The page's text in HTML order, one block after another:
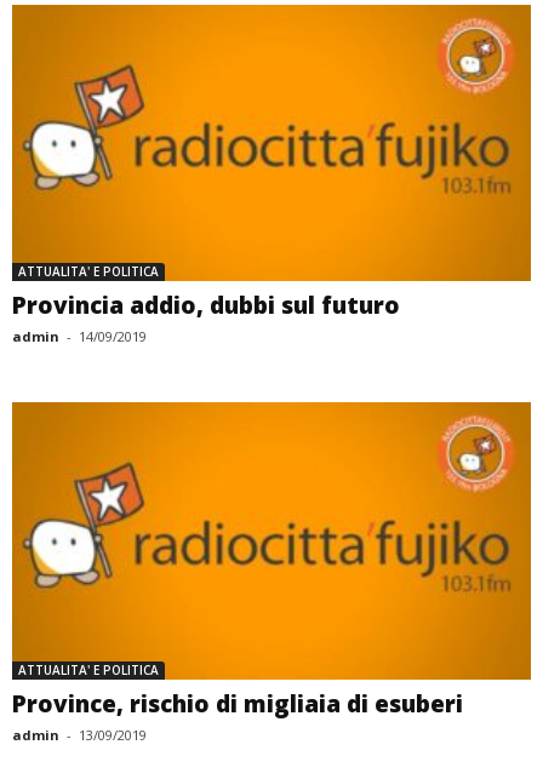
ATTUALITA' E POLITICA
Provincia addio, dubbi sul futuro
admin - 14/09/2019
ATTUALITA' E POLITICA
Province, rischio di migliaia di esuberi
admin - 13/09/2019